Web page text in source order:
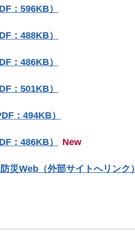
：596KB）
：488KB）
：486KB）
：501KB）
：494KB）
：486KB） New
災Web（外部サイトへリンク）